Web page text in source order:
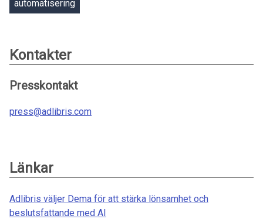
automatisering
Kontakter
Presskontakt
press@adlibris.com
Länkar
Adlibris väljer Dema för att stärka lönsamhet och
beslutsfattande med AI